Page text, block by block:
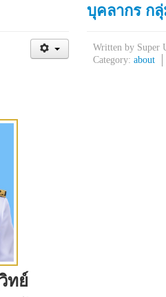
ทย์
บุคลากร ก
Written by Super
Category:about